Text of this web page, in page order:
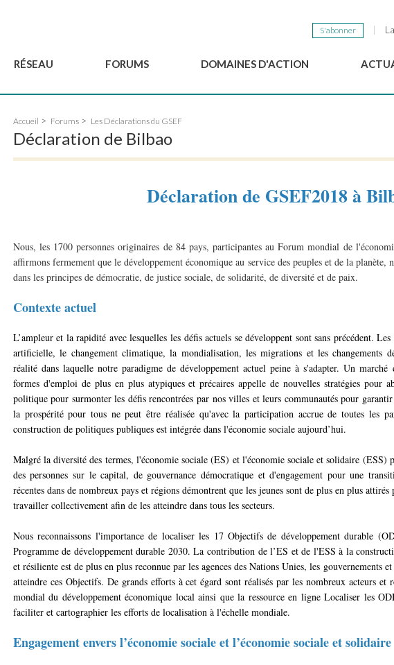
S'abonner
RÉSEAU
Comité Consultatif
Les membres
FORUMS
DakarGSEF2023
MexicoGSEF2021
DOMAINES D'ACTION
Accueil Forums Les Déclarations du GSEF
Déclaration de Bilbao
Déclaration de GSEF2018 à
Nous, les 1700 personnes originaires de 84 pays, participantes au Forum mondial de
affirmons fermement que le développement économique au service des peuples et de la planète,
dans les principes de démocratie, de justice sociale, de solidarité, de diversité et de paix.
Contexte actuel
L’ampleur et la rapidité avec lesquelles les défis actuels se développent sont sans précédent.
artificielle, le changement climatique, la mondialisation, les migrations et les changements
réalité dans laquelle notre paradigme de développement actuel peine à s'adapter. Un
formes d'emploi de plus en plus atypiques et précaires appelle de nouvelles stratégies
politique pour surmonter les défis rencontrées par nos villes et leurs communautés pour
la prospérité pour tous ne peut être réalisée qu'avec la participation accrue de toutes les
construction de politiques publiques est intégrée dans l'économie sociale aujourd’hui.
Malgré la diversité des termes, l'économie sociale (ES) et l'économie sociale et solidaire (ESS)
des personnes sur le capital, de gouvernance démocratique et d'engagement pour une
récentes dans de nombreux pays et régions démontrent que les jeunes sont de plus en plus
travailler collectivement afin de les atteindre dans tous les secteurs.
Nous reconnaissons l'importance de localiser les 17 Objectifs de développement durable
Programme de développement durable 2030. La contribution de l’ES et de l'ESS à la
et résiliente est de plus en plus reconnue par les agences des Nations Unies, les gouvernements
atteindre ces Objectifs. De grands efforts à cet égard sont réalisés par les nombreux acteurs et
mondial du développement économique local ainsi que la ressource en ligne Localiser les
faciliter et cartographier les efforts de localisation à l'échelle mondiale.
Engagement envers l’économie sociale et l’économie sociale et solidaire